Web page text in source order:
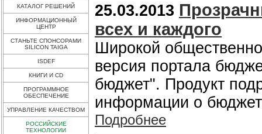
КАТАЛОГ РЕШЕНИЙ
ИНФОРМАЦИОННЫЙ
ЦЕНТР
СТАНЬТЕ СПОНСОРАМИ
SILICON TAIGA
ISDEF
КНИГИ И CD
ПРОГРАММНОЕ
ОБЕСПЕЧЕНИЕ
УПРАВЛЕНИЕ КАЧЕСТВОМ
РОССИЙСКИЕ
ТЕХНОЛОГИИ
25.03.2013
всех и каждого
Широкой
версия портала
бюджет". Продукт
информации о
Подробнее